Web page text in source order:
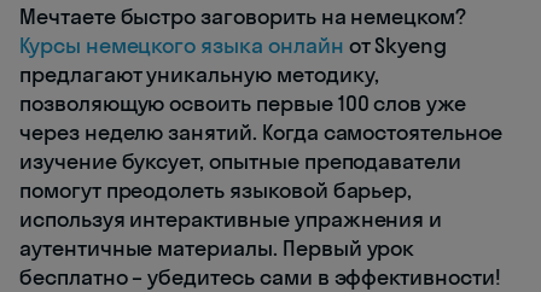
Мечтаете быстро заговорить на немецком?
Курсы немецкого языка онлайн от Skyeng
предлагают уникальную методику,
позволяющую освоить первые 100 слов уже
через неделю занятий. Когда самостоятельное
изучение буксует, опытные преподаватели
помогут преодолеть языковой барьер,
используя интерактивные упражнения и
аутентичные материалы. Первый урок
бесплатно – убедитесь сами в эффективности!